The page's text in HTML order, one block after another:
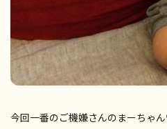
今回一番のご機嫌さんのまーちゃ